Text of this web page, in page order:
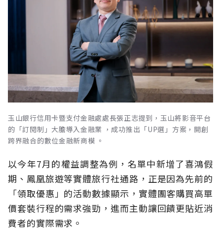
玉山銀行信用卡暨支付金融處處長張正志提到，玉山將影音平台
的「訂閱制」大膽導入金融業 ，成功推出「UP選」方案，開創
跨界融合的數位金融新商模 。
以今年7月的權益調整為例，名單中新增了喜鴻假
期、鳳凰旅遊等實體旅行社通路，正是因為先前的
「領取優惠」的活動數據顯示，實體團客購買高單
價套裝行程的需求強勁，進而主動讓回饋更貼近消
費者的實際需求。